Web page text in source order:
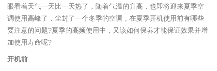
眼看着天气一天比一天热了，随着气温的升高，也即将迎来夏季空
调使用高峰了，尘封了一个冬季的空调，在夏季开机使用前有哪些
要注意的问题?夏季的高频使用中，又该如何保养才能保证效果并增
加使用寿命呢?
开机前